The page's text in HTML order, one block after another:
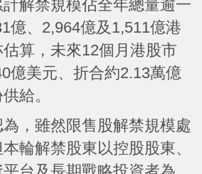
解禁規模佔全年總量逾一
億、2,964億及1,511億港
算，未來12個月港股市
億美元、折合約2.13萬億
給。
，雖然限售股解禁規模處
輪解禁股東以控股股東、